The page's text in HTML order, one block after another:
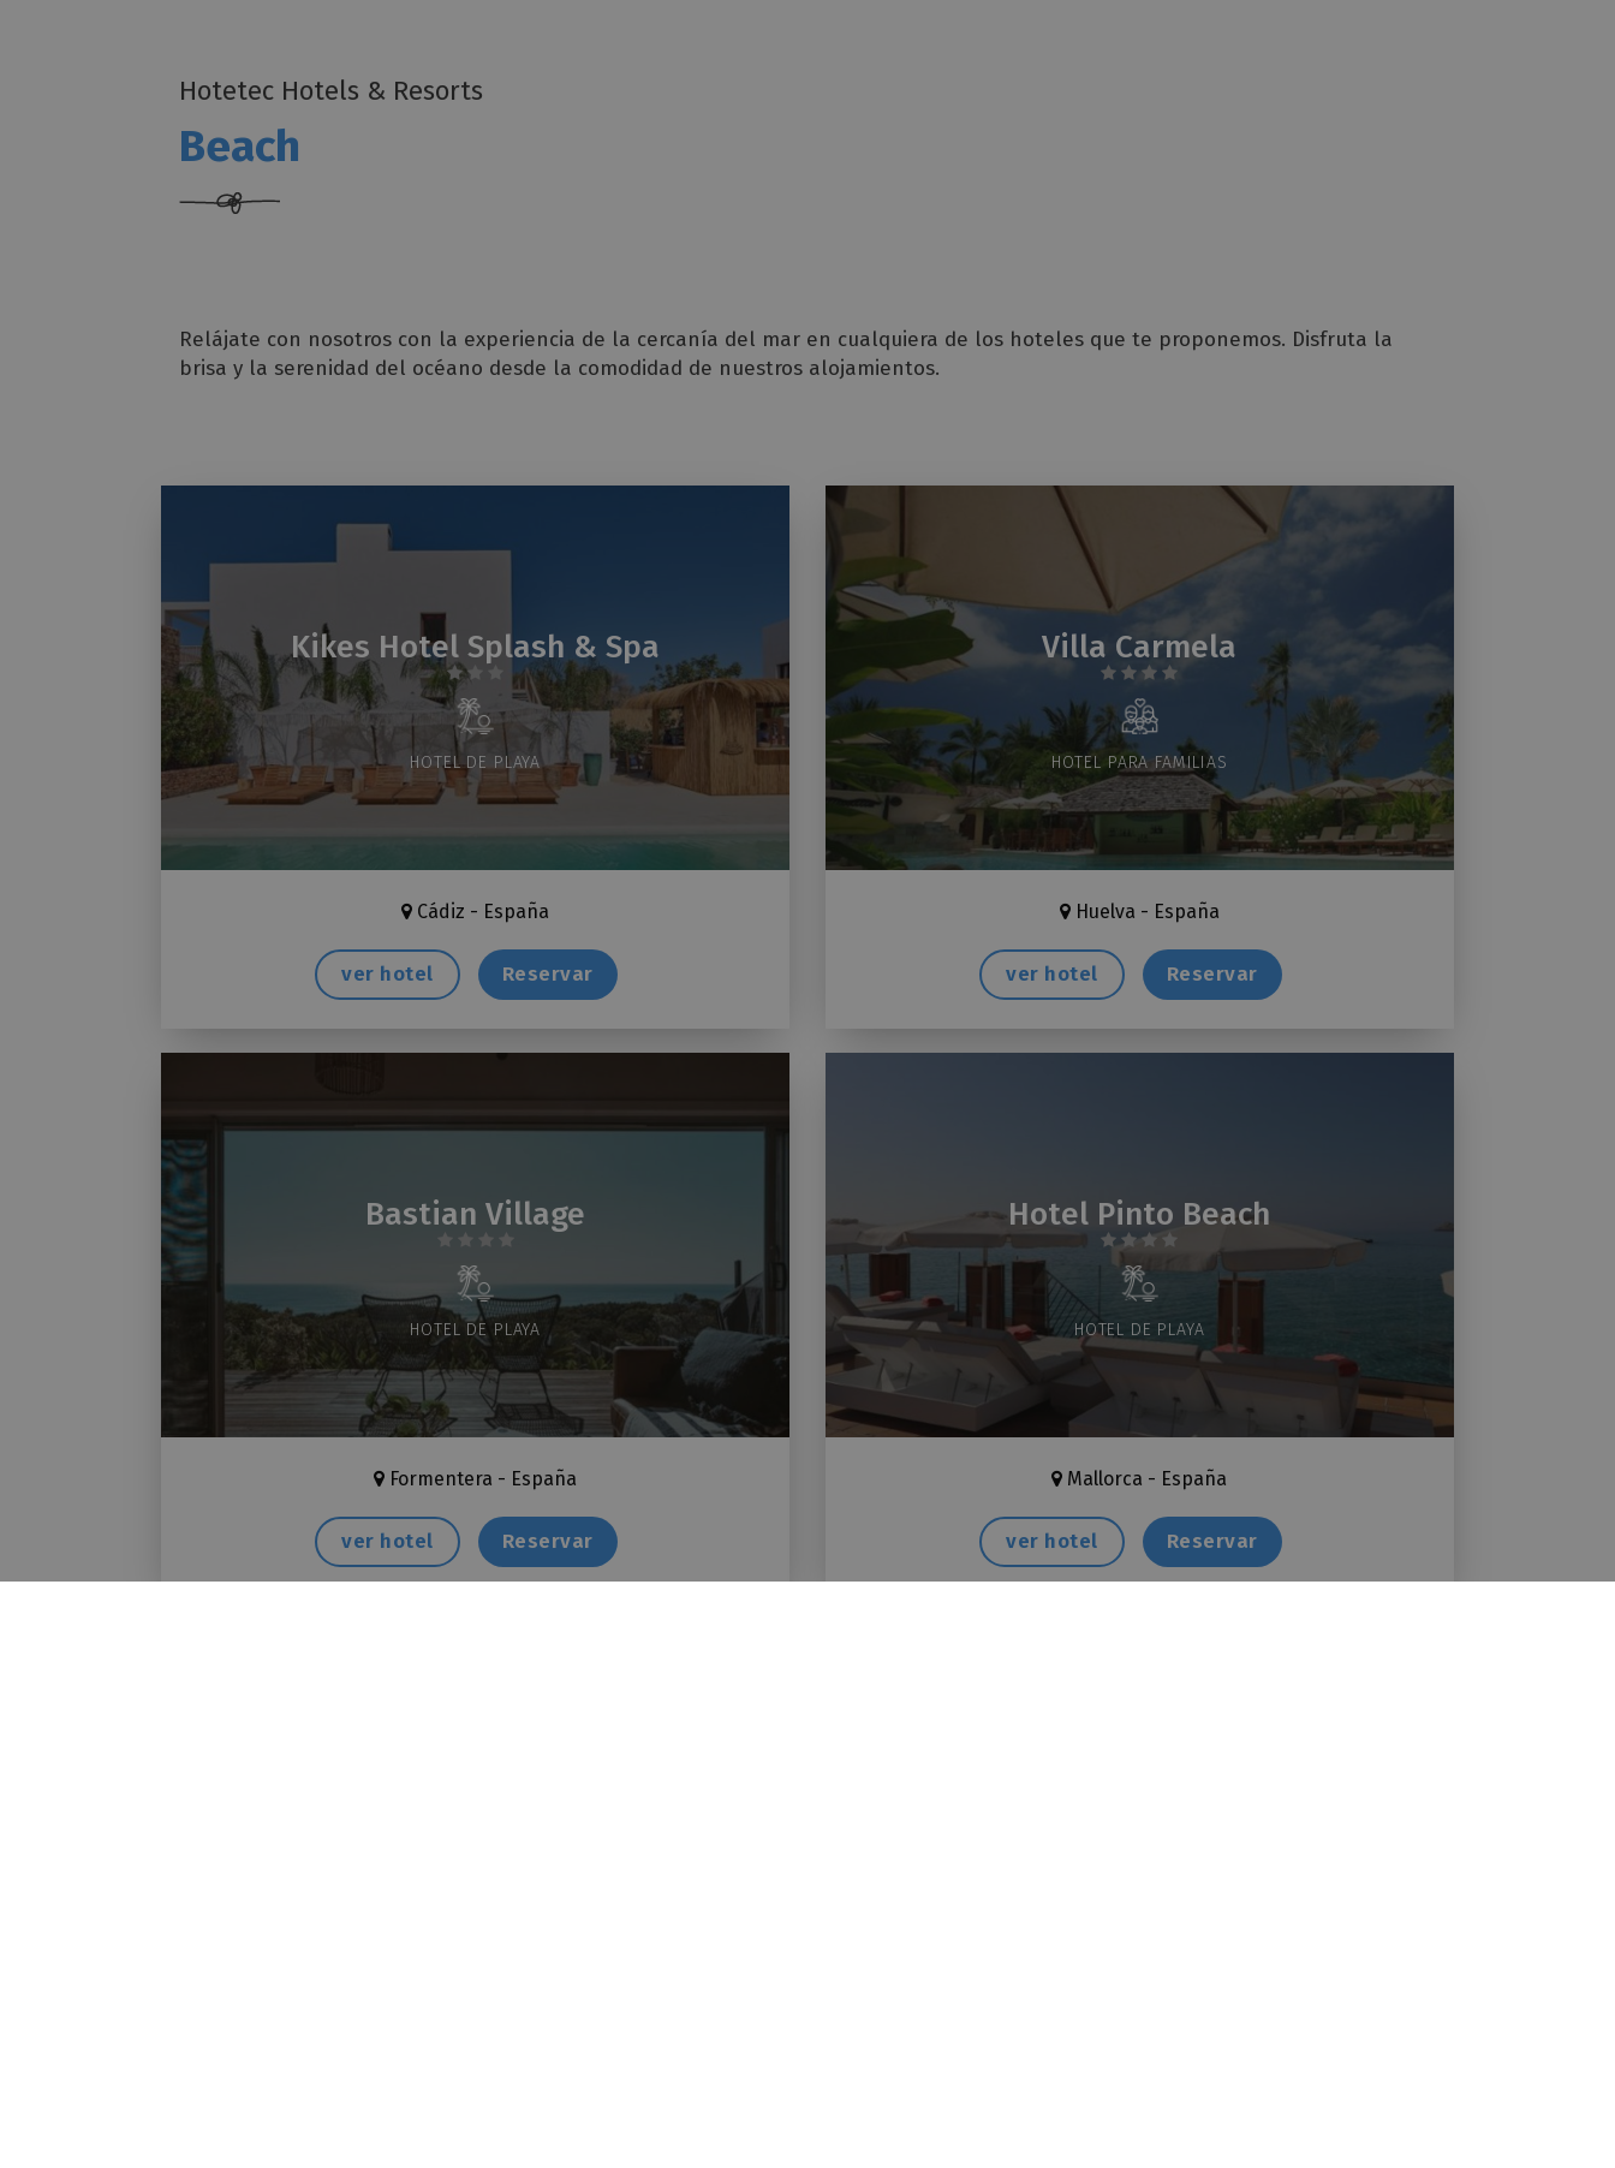
Hotetec Hotels & Resorts
Beach
Relájate con nosotros con la experiencia de la cercanía del mar en cualquiera de los hoteles que te proponemos. Disfruta la
brisa y la serenidad del océano desde la comodidad de nuestros alojamientos.
Kikes Hotel Splash & Spa
HOTEL DE PLAYA
Cádiz - España
ver hotel Reservar
Villa Carmela
HOTEL PARA FAMILIAS
Huelva - España
ver hotel Reservar
Bastian Village
HOTEL DE PLAYA
Formentera - España
ver hotel Reservar
Hotel Pinto Beach
HOTEL DE PLAYA
Mallorca - España
ver hotel Reservar